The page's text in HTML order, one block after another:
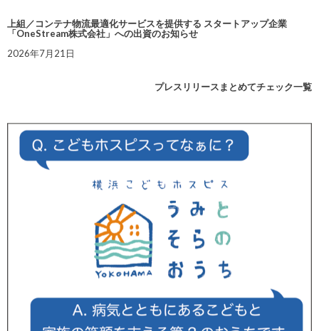
上組／コンテナ物流最適化サービスを提供する スタートアップ企業
「OneStream株式会社」への出資のお知らせ
2026年7月21日
プレスリリースまとめてチェック一覧